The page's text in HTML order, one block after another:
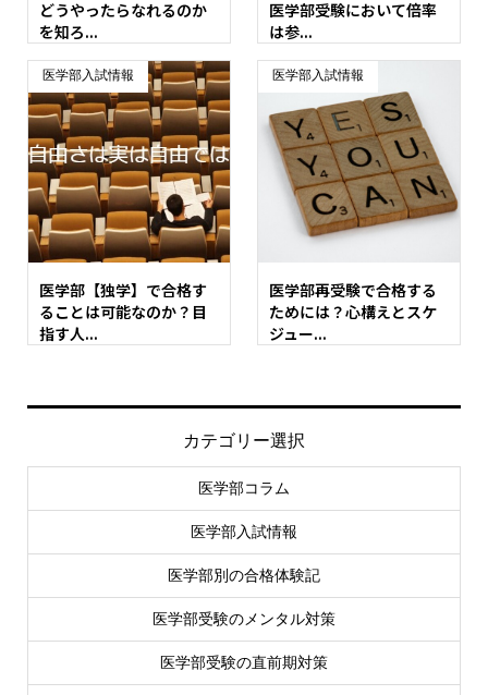
どうやったらなれるのか
を知ろ...
医学部受験において倍率
は参...
医学部入試情報
医学部【独学】で合格す
ることは可能なのか？目
指す人...
医学部入試情報
医学部再受験で合格する
ためには？心構えとスケ
ジュー...
カテゴリー選択
医学部コラム
医学部入試情報
医学部別の合格体験記
医学部受験のメンタル対策
医学部受験の直前期対策